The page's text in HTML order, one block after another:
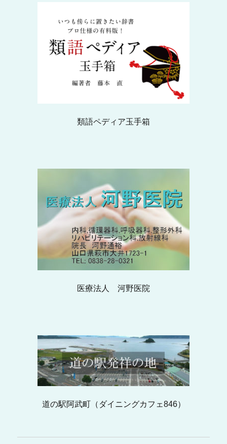
類語ペディア玉手箱
医療法人 河野医院
道の駅阿武町（ダイニングカフェ846）